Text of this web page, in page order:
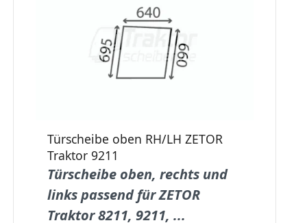
Türscheibe oben RH/LH ZETOR
Traktor 9211
Türscheibe oben, rechts und
links passend für ZETOR
Traktor 8211, 9211, ...